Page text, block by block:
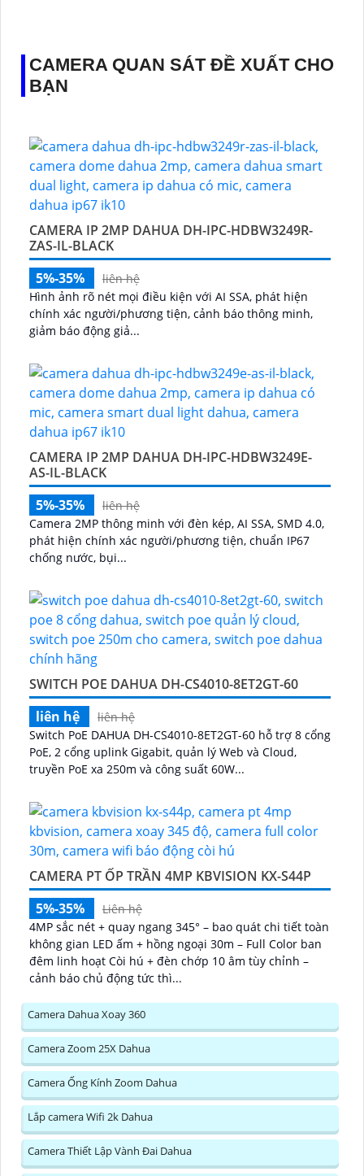
CAMERA QUAN SÁT ĐỀ XUẤT CHO
BẠN
CAMERA IP 2MP DAHUA DH-IPC-HDBW3249R-
ZAS-IL-BLACK
5%-35%
liên hệ
Hình ảnh rõ nét mọi điều kiện với AI SSA, phát hiện
chính xác người/phương tiện, cảnh báo thông minh,
giảm báo động giả...
CAMERA IP 2MP DAHUA DH-IPC-HDBW3249E-
AS-IL-BLACK
5%-35%
liên hệ
Camera 2MP thông minh với đèn kép, AI SSA, SMD 4.0,
phát hiện chính xác người/phương tiện, chuẩn IP67
chống nước, bụi...
SWITCH POE DAHUA DH-CS4010-8ET2GT-60
liên hệ
liên hệ
Switch PoE DAHUA DH-CS4010-8ET2GT-60 hỗ trợ 8 cổng
PoE, 2 cổng uplink Gigabit, quản lý Web và Cloud,
truyền PoE xa 250m và công suất 60W...
CAMERA PT ỐP TRẦN 4MP KBVISION KX-S44P
5%-35%
Liên hệ
4MP sắc nét + quay ngang 345° – bao quát chi tiết toàn
không gian LED ấm + hồng ngoại 30m – Full Color ban
đêm linh hoạt Còi hú + đèn chớp 10 âm tùy chỉnh –
cảnh báo chủ động tức thì...
Camera Dahua Xoay 360
Camera Zoom 25X Dahua
Camera Ống Kính Zoom Dahua
Lắp camera Wifi 2k Dahua
Camera Thiết Lập Vành Đai Dahua